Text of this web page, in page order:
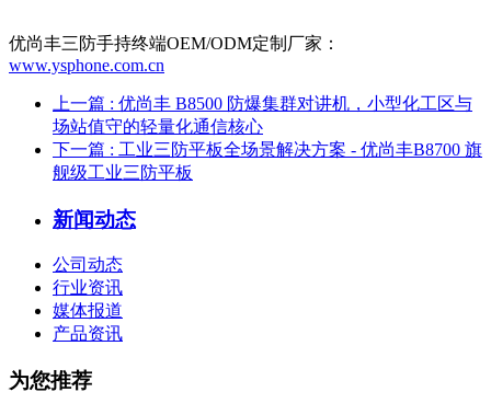
优尚丰三防手持终端OEM/ODM定制厂家：
www.ysphone.com.cn
上一篇 : 优尚丰 B8500 防爆集群对讲机，小型化工区与
场站值守的轻量化通信核心
下一篇 : 工业三防平板全场景解决方案 - 优尚丰B8700 旗
舰级工业三防平板
新闻动态
公司动态
行业资讯
媒体报道
产品资讯
为您推荐